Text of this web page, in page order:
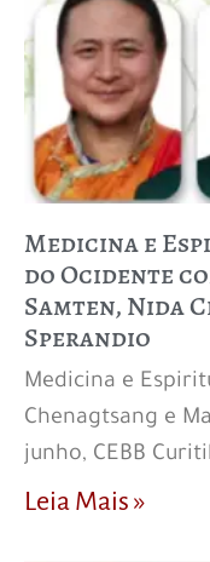
Medicina e
do Ocidente
Samten, Nida
Sperandio
Medicina e
Chenagtsang e
junho, CEBB
Leia Mais »